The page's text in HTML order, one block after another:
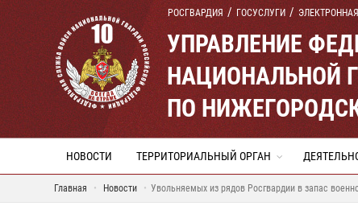
РОСГВАРДИЯ ГОСУСЛУГИ
УПРАВЛЕНИЕ
НАЦИОНАЛЬНОЙ
ПО
НОВОСТИ ТЕРРИТОРИАЛЬНЫЙ ОРГАН
Главная Новости Увольняемых из рядов Росгвардии в запас